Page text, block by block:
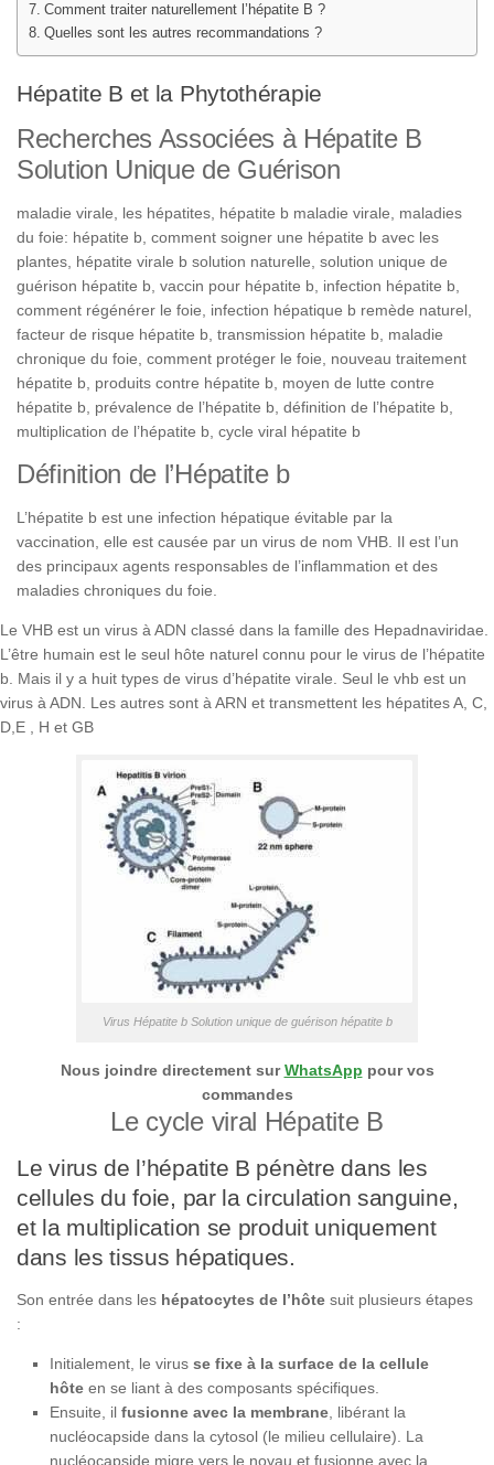
Comment traiter naturellement l’hépatite B ?
Quelles sont les autres recommandations ?
Hépatite B et la Phytothérapie
Recherches Associées à Hépatite B
Solution Unique de Guérison
maladie virale, les hépatites, hépatite b maladie virale, maladies
du foie: hépatite b, comment soigner une hépatite b avec les
plantes, hépatite virale b solution naturelle, solution unique de
guérison hépatite b, vaccin pour hépatite b, infection hépatite b,
comment régénérer le foie, infection hépatique b remède naturel,
facteur de risque hépatite b, transmission hépatite b, maladie
chronique du foie, comment protéger le foie, nouveau traitement
hépatite b, produits contre hépatite b, moyen de lutte contre
hépatite b, prévalence de l’hépatite b, définition de l’hépatite b,
multiplication de l’hépatite b, cycle viral hépatite b
Définition de l’Hépatite b
L’hépatite b est une infection hépatique évitable par la
vaccination, elle est causée par un virus de nom VHB. Il est l’un
des principaux agents responsables de l’inflammation et des
maladies chroniques du foie.
Le VHB est un virus à ADN classé dans la famille des Hepadnaviridae.
L’être humain est le seul hôte naturel connu pour le virus de l’hépatite
b. Mais il y a huit types de virus d’hépatite virale. Seul le vhb est un
virus à ADN. Les autres sont à ARN et transmettent les hépatites A, C,
D,E , H et GB
Virus Hépatite b Solution unique de guérison hépatite b
Nous joindre directement surWhatsApp pour vos
commandes
Le cycle viral Hépatite B
Le virus de l’hépatite B pénètre dans les
cellules du foie, par la circulation sanguine,
et la multiplication se produit uniquement
dans les tissus hépatiques.
Son entrée dans les hépatocytes de l’hôte suit plusieurs étapes
:
Initialement, le virus se fixe à la surface de la cellule
hôte en se liant à des composants spécifiques.
Ensuite, il fusionne avec la membrane, libérant la
nucléocapside dans la cytosol (le milieu cellulaire). La
nucléocapside migre vers le noyau et fusionne avec la